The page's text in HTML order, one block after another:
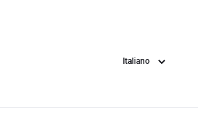
Lingua